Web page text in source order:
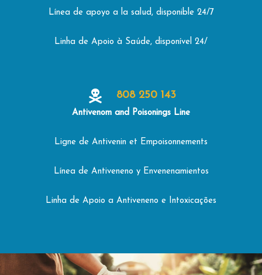
Línea de apoyo a la salud, disponible 24/7
Linha de Apoio à Saúde, disponível 24/
808 250 143
Antivenom and Poisonings Line
Ligne de Antivenin et Empoisonnements
Línea de Antiveneno y Envenenamientos
Linha de Apoio a Antiveneno e Intoxicações